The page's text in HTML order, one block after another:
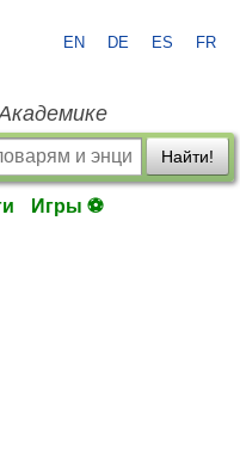
EN DE ES FR
Найти!
Игры ⚽